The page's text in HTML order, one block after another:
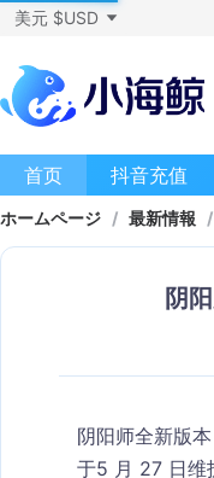
美元 $USD
首页 抖音充值
ホームページ / 最新情報 /
阴
阴阳师全新版
于5 月 27 日维